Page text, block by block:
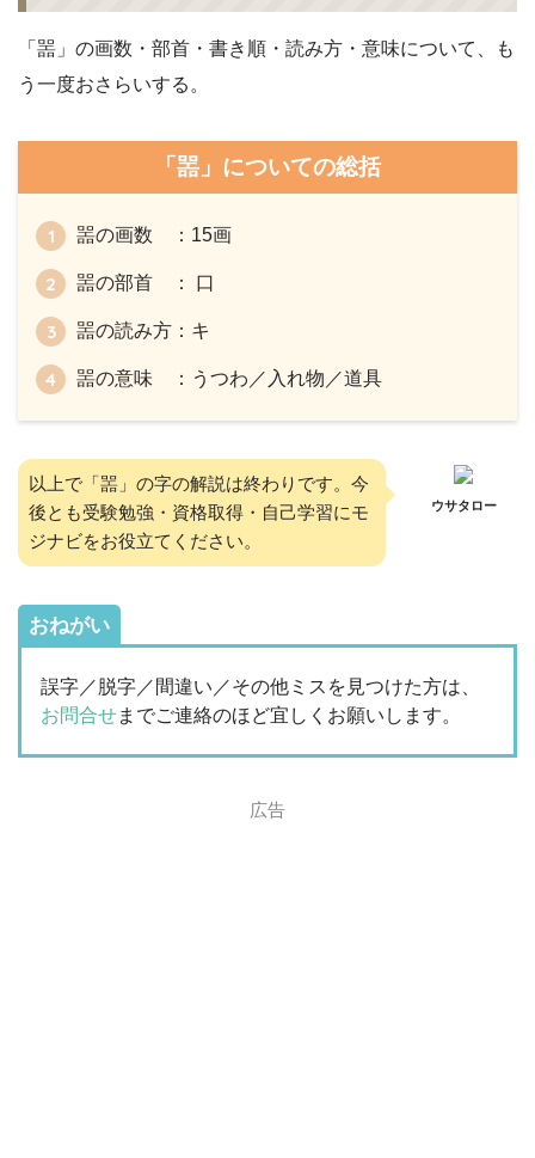
「噐」の画数・部首・書き順・読み方・意味について、も
う一度おさらいする。
「噐」についての総括
噐の画数 ：15画
噐の部首 ： 口
噐の読み方：キ
噐の意味 ：うつわ／入れ物／道具
以上で「噐」の字の解説は終わりです。今
後とも受験勉強・資格取得・自己学習にモ
ジナビをお役立てください。
ウサタロー
おねがい
誤字／脱字／間違い／その他ミスを見つけた方は、
お問合せまでご連絡のほど宜しくお願いします。
広告